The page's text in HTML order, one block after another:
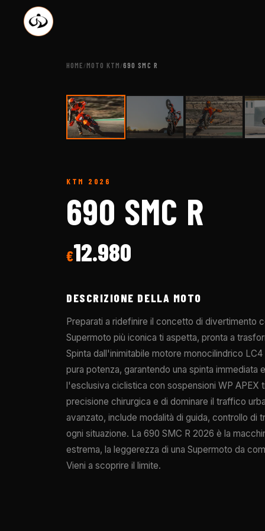
HOME /MOTO KTM /690 SMC R
KTM 2026
690 SMC R
€12.980
DESCRIZIONE DELLA MOTO
Preparati a ridefinire il concetto di divertimento
Supermoto più iconica ti aspetta, pronta a
Spinta dall'inimitabile motore monocilindrico
pura potenza, garantendo una spinta immediata
l'esclusiva ciclistica con sospensioni WP
precisione chirurgica e di dominare il traffico
avanzato, include modalità di guida, controllo di
ogni situazione. La 690 SMC R 2026 è la
estrema, la leggerezza di una Supermoto da
Vieni a scoprire il limite.